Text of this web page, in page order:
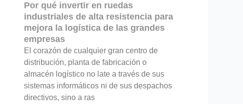
Por qué invertir en ruedas
industriales de alta resistencia para
mejora la logística de las grandes
empresas
El corazón de cualquier gran centro de
distribución, planta de fabricación o
almacén logístico no late a través de sus
sistemas informáticos ni de sus despachos
directivos, sino a ras